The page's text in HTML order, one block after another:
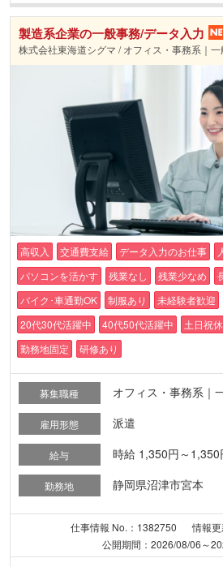
製造系企業の一般事務/データ入力
株式会社東海道シグマ / オフィス・事務系｜
高収入 交通費支給 データ入力のお仕事
パソコンを活かす
残業なし 残業少なめ
バイク･車通勤OK
制服あり 未経験者歓迎
20代30代活躍中
40代50代活躍中 土日祝
勤務地固定
研修あり
募集職種 オフィス・事務系｜
雇用形態 派遣
給与 時給 1,350円～1,350
勤務地 静岡県沼津市宮本
仕事情報 No.：1382750
情報
公開期間：2026/08/06～